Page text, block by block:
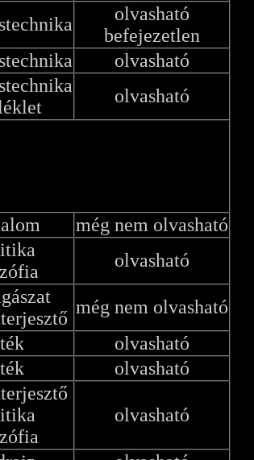
olvasható
befejezetlen
olvasható
olvasható
még nem olvasható
olvasható
még nem olvasható
olvasható
olvasható
olvasható